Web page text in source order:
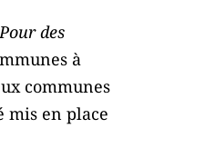
Pour des
à
communes
mis en place